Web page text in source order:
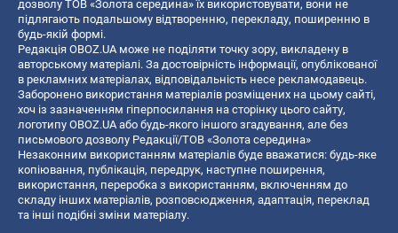
дозволу ТОВ «Золота середина» їх використовувати, вони не
підлягають подальшому відтворенню, перекладу, поширенню в
будь-якій формі.
Редакція OBOZ.UA може не поділяти точку зору, викладену в
авторському матеріалі. За достовірність інформації, опублікованої
в рекламних матеріалах, відповідальність несе рекламодавець.
Заборонено використання матеріалів розміщених на цьому сайті,
хоч із зазначенням гіперпосилання на сторінку цього сайту,
логотипу OBOZ.UA або будь-якого іншого згадування, але без
письмового дозволу Редакції/ТОВ «Золота середина»
Незаконним використанням матеріалів буде вважатися: будь-яке
копiювання, публiкацiя, передрук, наступне поширення,
використання, переробка з використанням, включенням до
складу інших матеріалів, розповсюдження, адаптація, переклад
та інші подібні зміни матеріалу.